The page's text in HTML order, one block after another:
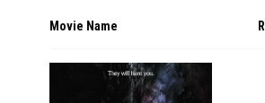
Movie Name